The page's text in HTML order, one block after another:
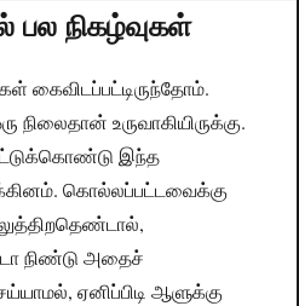
பல நிகழ்வுகள்
கைவிடப்பட்டிருந்தோம்.
நிலைதான் உருவாகியிருக்கு.
இந்த
கொல்லப்பட்டவைக்கு
நிண்டு அதைச்
ஏனிப்பிடி ஆளுக்கு